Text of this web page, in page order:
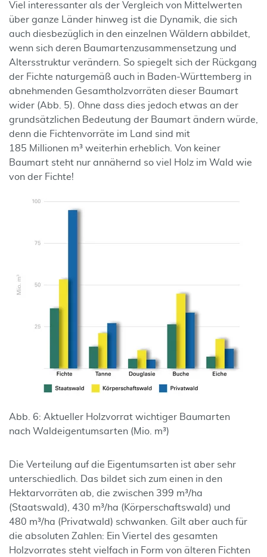
Viel interessanter als der Vergleich von Mittelwerten
über ganze Länder hinweg ist die Dynamik, die sich
auch diesbezüglich in den einzelnen Wäldern abbildet,
wenn sich deren Baumartenzusammensetzung und
Altersstruktur verändern. So spiegelt sich der Rückgang
der Fichte naturgemäß auch in Baden-Württemberg in
abnehmenden Gesamtholzvorräten dieser Baumart
wider (Abb. 5). Ohne dass dies jedoch etwas an der
grundsätzlichen Bedeutung der Baumart ändern würde,
denn die Fichtenvorräte im Land sind mit
185 Millionen m³ weiterhin erheblich. Von keiner
Baumart steht nur annähernd so viel Holz im Wald wie
von der Fichte!
Abb. 6: Aktueller Holzvorrat wichtiger Baumarten
nach Waldeigentumsarten (Mio. m³)
Die Verteilung auf die Eigentumsarten ist aber sehr
unterschiedlich. Das bildet sich zum einen in den
Hektarvorräten ab, die zwischen 399 m³/ha
(Staatswald), 430 m³/ha (Körperschaftswald) und
480 m³/ha (Privatwald) schwanken. Gilt aber auch für
die absoluten Zahlen: Ein Viertel des gesamten
Holzvorrates steht vielfach in Form von älteren Fichten